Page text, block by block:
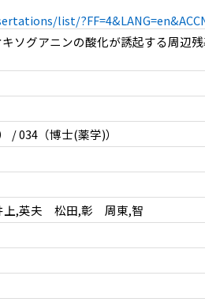
list/
ソグアニンの酸化が誘起する周辺
/ 034（博士(薬学)）
上,英夫 松田,彰 周東,智